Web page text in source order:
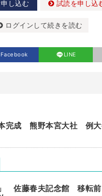
し込む 試読を申し込
ログインして続きを読む
Facebook LINE
本完成 熊野本宮大社 例
」 佐藤春夫記念館 移転前